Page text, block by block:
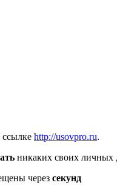
http://usovpro.ru.
никаких своих личных
через секунд